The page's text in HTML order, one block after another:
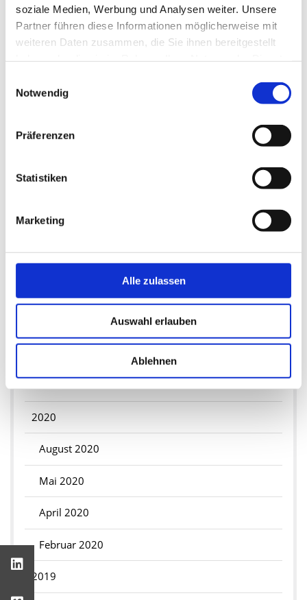
soziale Medien, Werbung und Analysen weiter. Unsere
Partner führen diese Informationen möglicherweise mit
weiteren Daten zusammen, die Sie ihnen bereitgestellt
Notwendig
Präferenzen
Statistiken
Marketing
Alle zulassen
Auswahl erlauben
Ablehnen
Mai 2023
April 2023
März 2023
2022
November 2021
September 2021
2020
August 2020
Mai 2020
April 2020
Februar 2020
2019